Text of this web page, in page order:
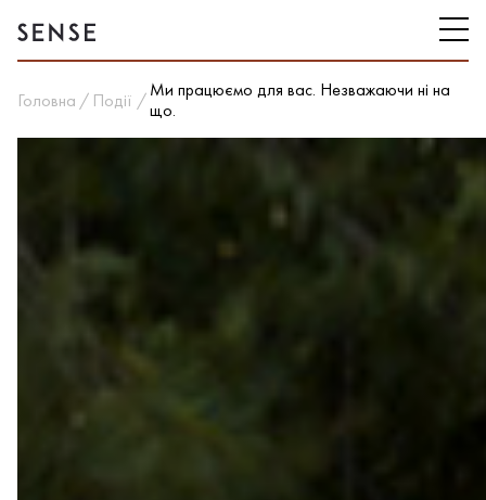
Головна Події
Ми працюємо для вас. Незважаючи ні на
що.